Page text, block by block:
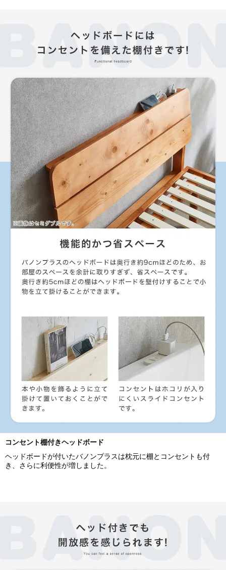
コンセント棚付きヘッドボード
ヘッドボードが付いたバノンプラスは枕元に棚とコンセントも付
き、さらに利便性が増しました。